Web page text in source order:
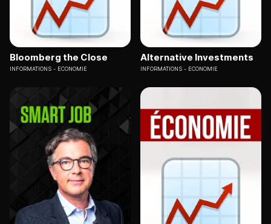
Bloomberg the Close
INFORMATIONS ECONOMIE
Alternative Investments
INFORMATIONS ECONOMIE